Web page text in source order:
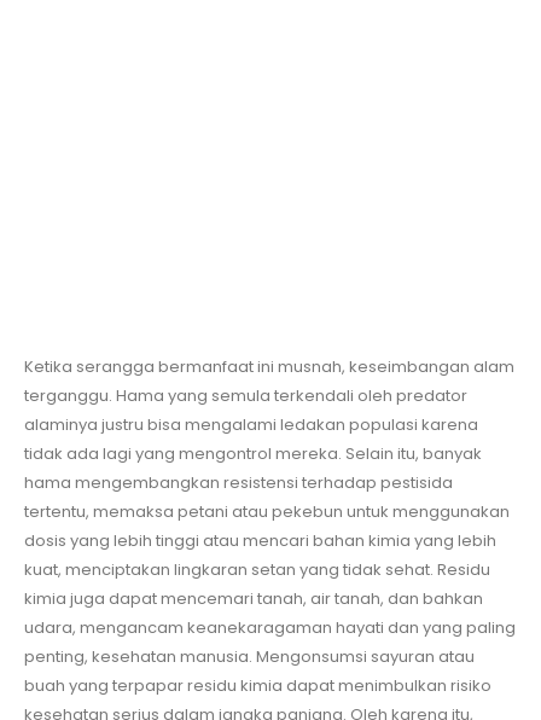
Ketika serangga bermanfaat ini musnah, keseimbangan alam
terganggu. Hama yang semula terkendali oleh predator
alaminya justru bisa mengalami ledakan populasi karena
tidak ada lagi yang mengontrol mereka. Selain itu, banyak
hama mengembangkan resistensi terhadap pestisida
tertentu, memaksa petani atau pekebun untuk menggunakan
dosis yang lebih tinggi atau mencari bahan kimia yang lebih
kuat, menciptakan lingkaran setan yang tidak sehat. Residu
kimia juga dapat mencemari tanah, air tanah, dan bahkan
udara, mengancam keanekaragaman hayati dan yang paling
penting, kesehatan manusia. Mengonsumsi sayuran atau
buah yang terpapar residu kimia dapat menimbulkan risiko
kesehatan serius dalam jangka panjang. Oleh karena itu,